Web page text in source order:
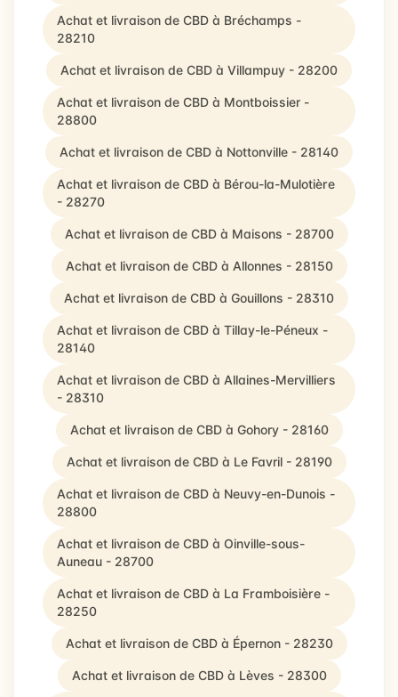
Achat et livraison de CBD à Bréchamps -
28210
Achat et livraison de CBD à Villampuy - 28200
Achat et livraison de CBD à Montboissier -
28800
Achat et livraison de CBD à Nottonville - 28140
Achat et livraison de CBD à Bérou-la-Mulotière
- 28270
Achat et livraison de CBD à Maisons - 28700
Achat et livraison de CBD à Allonnes - 28150
Achat et livraison de CBD à Gouillons - 28310
Achat et livraison de CBD à Tillay-le-Péneux -
28140
Achat et livraison de CBD à Allaines-Mervilliers
- 28310
Achat et livraison de CBD à Gohory - 28160
Achat et livraison de CBD à Le Favril - 28190
Achat et livraison de CBD à Neuvy-en-Dunois -
28800
Achat et livraison de CBD à Oinville-sous-
Auneau - 28700
Achat et livraison de CBD à La Framboisière -
28250
Achat et livraison de CBD à Épernon - 28230
Achat et livraison de CBD à Lèves - 28300